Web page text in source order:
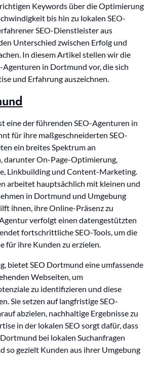
Keywords über die Optimierung
bis hin zu lokalen SEO-
SEO-Dienstleister aus
Unterschied zwischen Erfolg und
In diesem Artikel stellen wir die
Agenturen in Dortmund vor, die sich
und Erfahrung auszeichnen.
eine der führenden SEO-Agenturen in
für ihre maßgeschneiderten SEO-
ein breites Spektrum an
darunter On-Page-Optimierung,
Linkbuilding und Content-Marketing.
arbeitet hauptsächlich mit kleinen und
in Dortmund und Umgebung
ihnen, ihre Online-Präsenz zu
verfolgt einen datengestützten
fortschrittliche SEO-Tools, um die
für ihre Kunden zu erzielen.
bietet SEO Dortmund eine umfassende
Webseiten, um
zu identifizieren und diese
Sie setzen auf langfristige SEO-
abzielen, nachhaltige Ergebnisse zu
in der lokalen SEO sorgt dafür, dass
bei lokalen Suchanfragen
so gezielt Kunden aus ihrer Umgebung